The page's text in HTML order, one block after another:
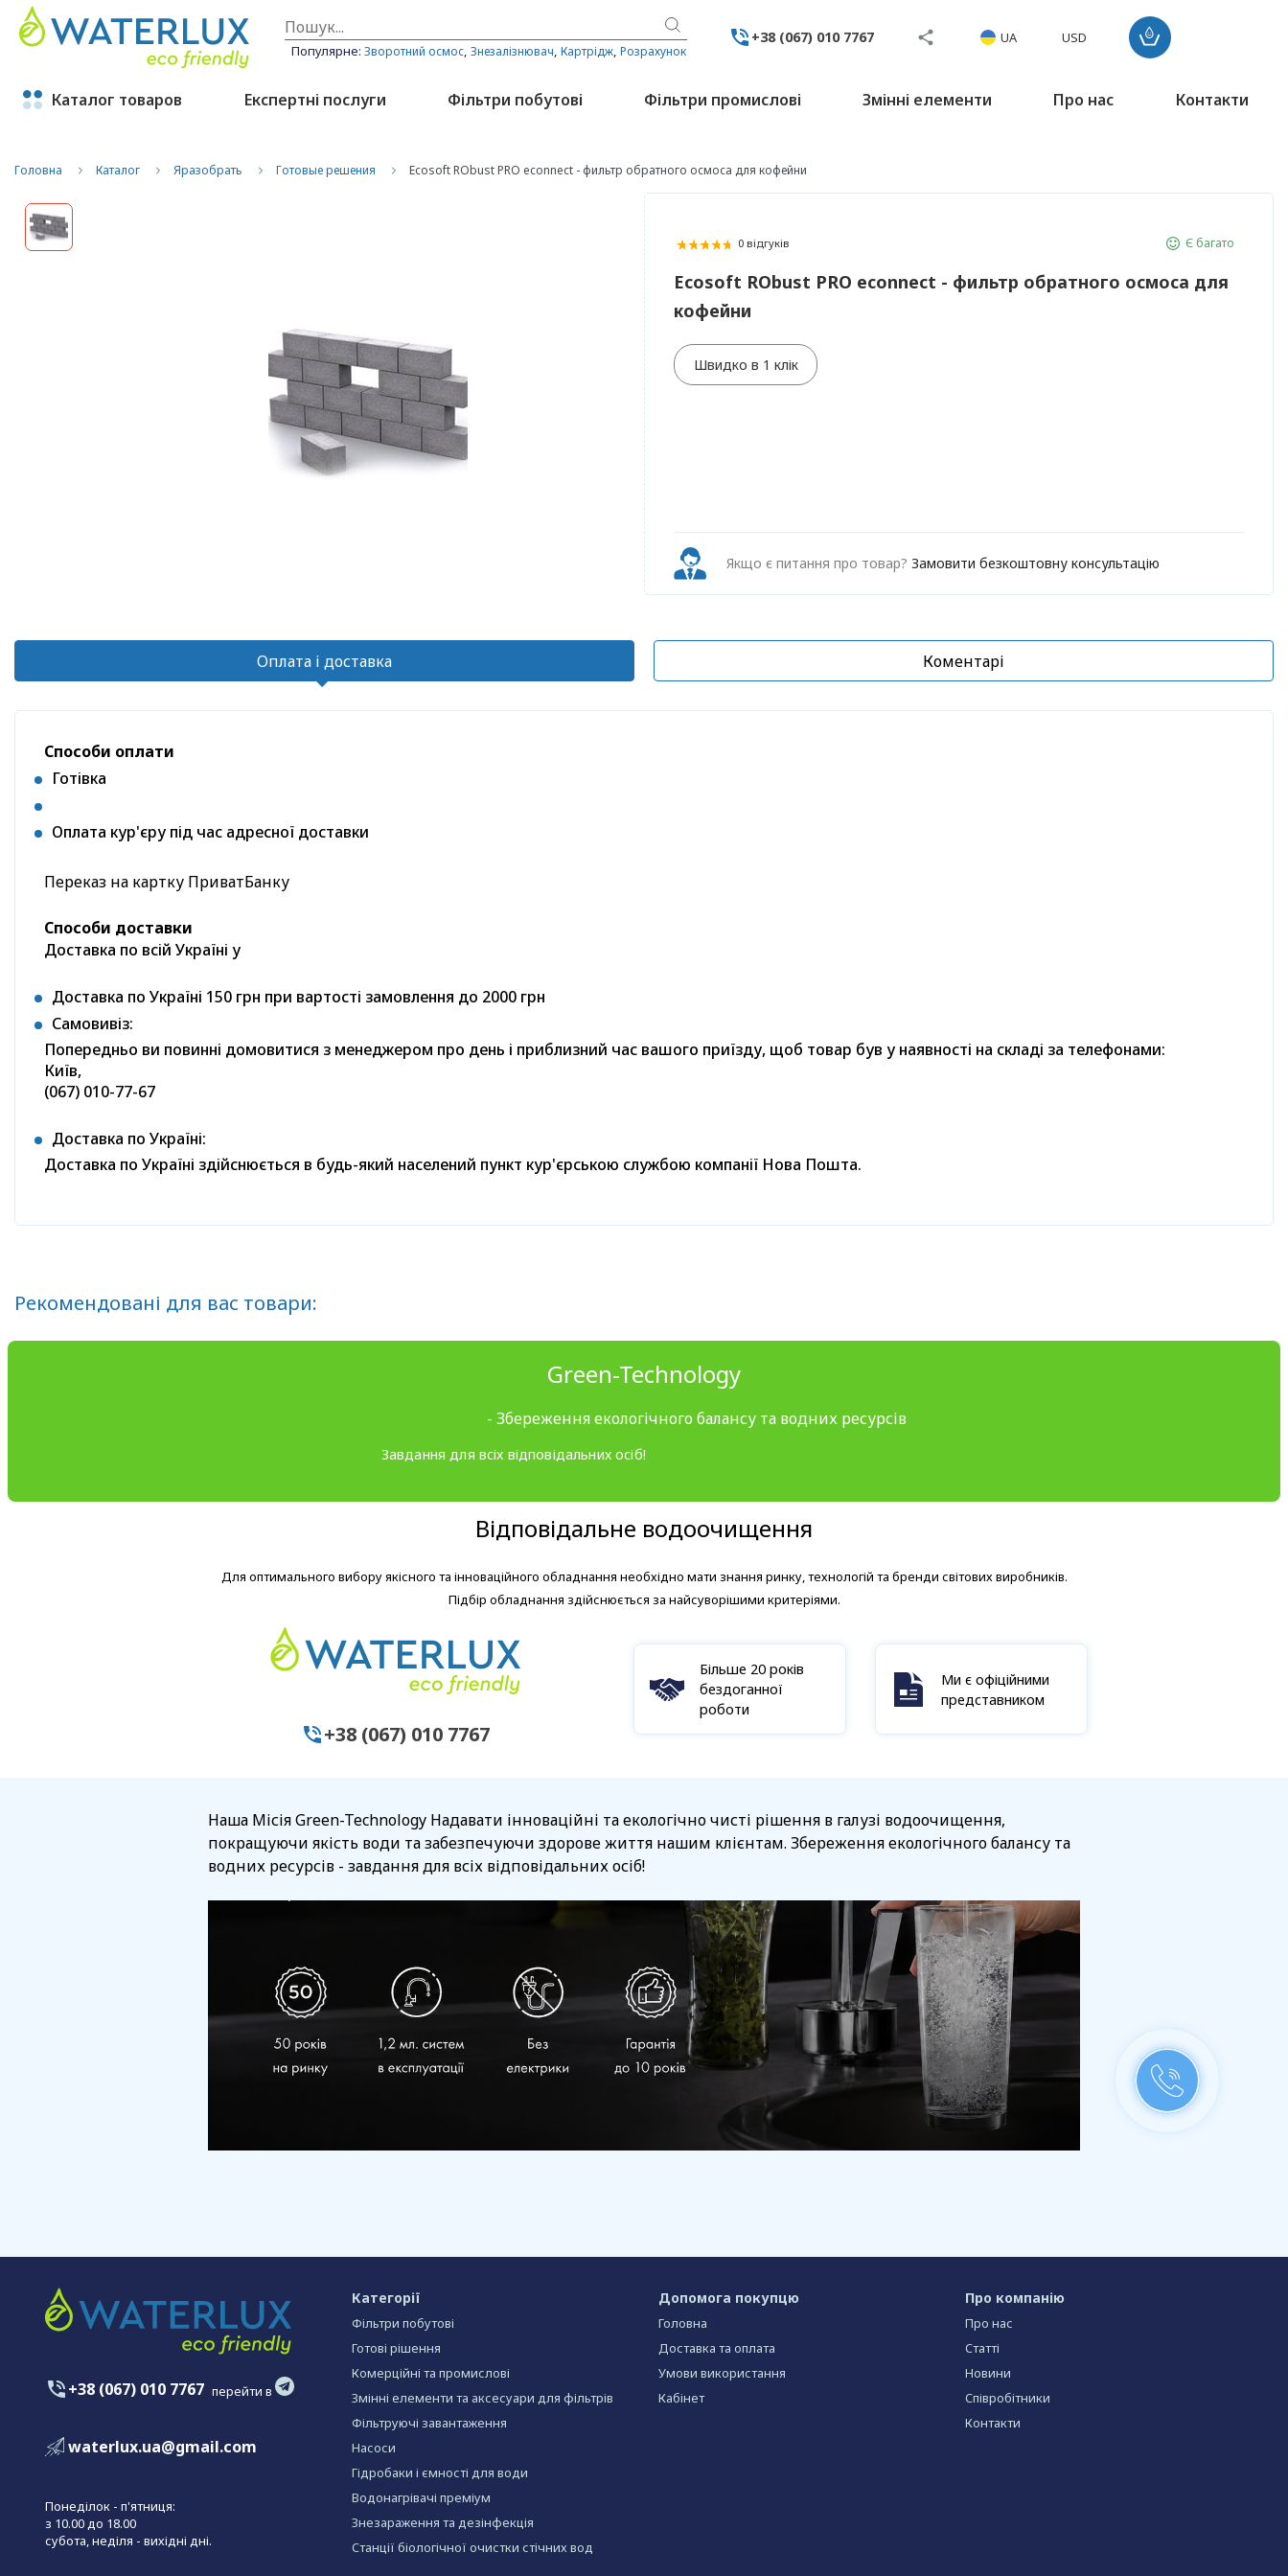
Популярне:Зворотний осмос,Знезалізнювач,Картрідж,Розрахунок
+38 (067) 010 7767 UA USD
Каталог товаров Експертні послуги Фільтри побутові Фільтри промислові Змінні елементи Про нас Контакти
Головна Каталог Яразобрать Готовые решения Ecosoft RObust PRO econnect - фильтр обратного осмоса для кофейни
0 відгуків Є багато
Ecosoft RObust PRO econnect - фильтр обратного осмоса для
кофейни
Швидко в 1 клік
Якщо є питання про товар? Замовити безкоштовну консультацію
Оплата і доставка Коментарі
Способи оплати
Готівка
Оплата кур'єру під час адресної доставки
Переказ на картку ПриватБанку
Способи доставки
Доставка по всій Україні у
Доставка по Україні 150 грн при вартості замовлення до 2000 грн
Самовивіз:
Попередньо ви повинні домовитися з менеджером про день і приблизний час вашого приїзду, щоб товар був у наявності на складі за телефонами:
Київ,
(067) 010-77-67
Доставка по Україні:
Доставка по Україні здійснюється в будь-який населений пункт кур'єрською службою компанії Нова Пошта.
Рекомендовані для вас товари:
Green-Technology
- Збереження екологічного балансу та водних ресурсів
Завдання для всіх відповідальних осіб!
Відповідальне водоочищення
Для оптимального вибору якісного та інноваційного обладнання необхідно мати знання ринку, технологій та бренди світових виробників.
Підбір обладнання здійснюється за найсуворішими критеріями.
+38 (067) 010 7767
Більше 20 років
бездоганної
роботи
Ми є офіційними
представником
Наша Місія Green-Technology Надавати інноваційні та екологічно чисті рішення в галузі водоочищення,
покращуючи якість води та забезпечуючи здорове життя нашим клієнтам. Збереження екологічного балансу та
водних ресурсів - завдання для всіх відповідальних осіб!
+38 (067) 010 7767 перейти в
waterlux.ua@gmail.com
Понеділок - п'ятниця:
з 10.00 до 18.00
субота, неділя - вихідні дні.
Категорії
Фільтри побутові
Готові рішення
Комерційні та промислові
Змінні елементи та аксесуари для фільтрів
Фільтруючі завантаження
Насоси
Гідробаки і ємності для води
Водонагрівачі преміум
Знезараження та дезінфекція
Станції біологічної очистки стічних вод
Допомога покупцю
Головна
Доставка та оплата
Умови використання
Кабінет
Про компанію
Про нас
Статті
Новини
Співробітники
Контакти